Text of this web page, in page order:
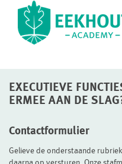
EXECUTIEVE
ERMEE AAN DE
Contactformulier
Gelieve de onderstaande